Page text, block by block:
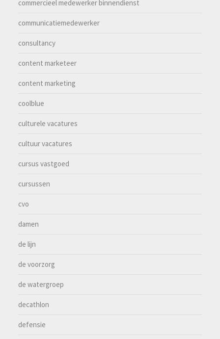
commercieel medewerker binnendienst
communicatiemedewerker
consultancy
content marketeer
content marketing
coolblue
culturele vacatures
cultuur vacatures
cursus vastgoed
cursussen
cvo
damen
de lijn
de voorzorg
de watergroep
decathlon
defensie